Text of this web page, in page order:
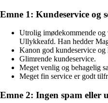
Emne 1: Kundeservice og
Utrolig imødekommende og
Ullykkeafd. Han hedder
Kanon god kundeservice og
Glimrende kundeservice.
Meget venlig og behagelig
Meget fin service er godt
Emne 2: Ingen spam eller